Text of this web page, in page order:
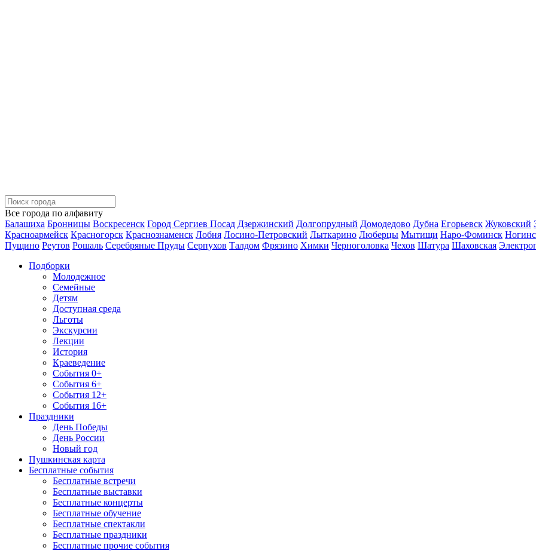
Все города по алфавиту
Балашиха Бронницы Воскресенск Город Сергиев Посад Дзержинский Долгопрудный Домодедово Дубна Егорьевск Жуковский
Красноармейск Красногорск Краснознаменск Лобня Лосино-Петровский Лыткарино Люберцы Мытищи Наро-Фоминск
Пущино Реутов Рошаль Серебряные Пруды Серпухов Талдом Фрязино Химки Черноголовка Чехов Шатура Шаховская
Подборки
Молодежное
Семейные
Детям
Доступная среда
Льготы
Экскурсии
Лекции
История
Краеведение
События 0+
События 6+
События 12+
События 16+
Праздники
День Победы
День России
Новый год
Пушкинская карта
Бесплатные события
Бесплатные встречи
Бесплатные выставки
Бесплатные концерты
Бесплатные обучение
Бесплатные спектакли
Бесплатные праздники
Бесплатные прочие события